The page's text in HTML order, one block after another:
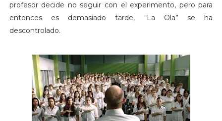
profesor decide no seguir con el experimento, pero para
entonces es demasiado tarde, “La Ola” se ha
descontrolado.